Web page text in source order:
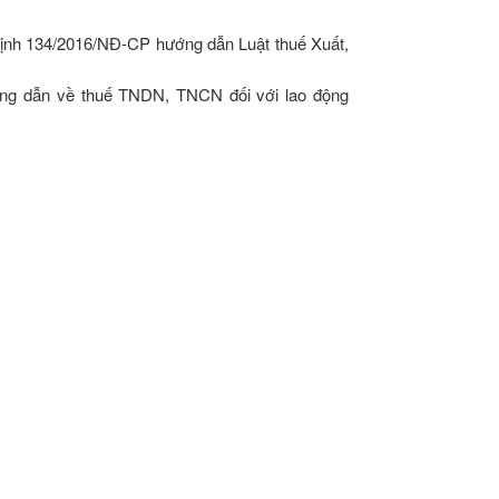
134/2016/NĐ-CP hướng dẫn Luật thuế Xuất,
dẫn về thuế TNDN, TNCN đối với lao động